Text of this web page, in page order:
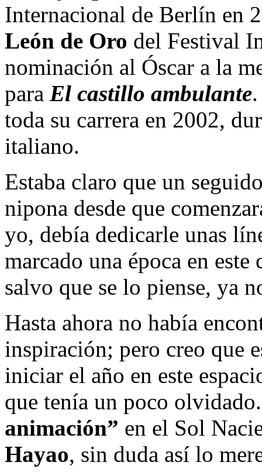
Internacional de Berlín en
León de Oro del Festival
nominación al Óscar a la
para El castillo ambulante
toda su carrera en 2002,
italiano.
Estaba claro que un
nipona desde que
yo, debía dedicarle unas
marcado una época en
salvo que se lo piense, ya
Hasta ahora no había
inspiración; pero creo que
iniciar el año en este
que tenía un poco
animación” en el Sol
Hayao, sin duda así lo